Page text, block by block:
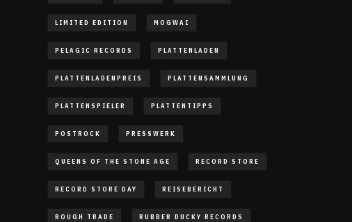
LIMITED EDITION MOGWAI
PELAGIC RECORDS PLATTENLADEN
PLATTENLADENPREIS PLATTENSAMMLUNG
PLATTENSPIELER PLATTENTIPPS
POSTROCK PRESSWERK
QUEENS OF THE STONE AGE RECORD STORE
RECORD STORE DAY REISEBERICHT
ROUGH TRADE RUBBER DUCKY RECORDS